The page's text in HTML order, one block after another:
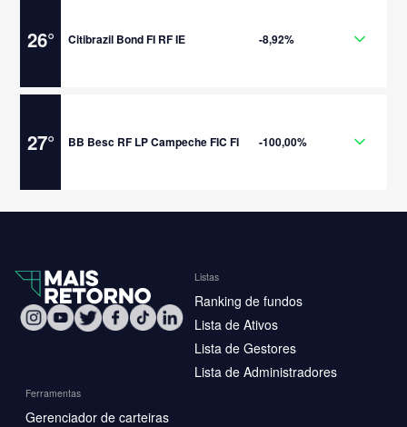
26° Citibrazil Bond FI RF IE -8,92%
27° BB Besc RF LP Campeche FIC FI -100,00%
Listas
Ranking de fundos
Lista de Ativos
Lista de Gestores
Lista de Administradores
Ferramentas
Gerenciador de carteiras